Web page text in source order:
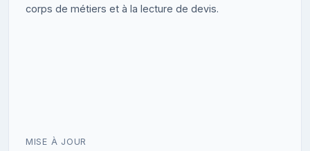
corps de métiers et à la lecture de devis.
MISE À JOUR